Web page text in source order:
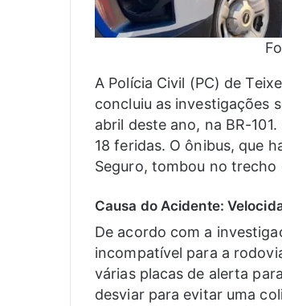
A Polícia Civil (PC) de
concluiu as investigações
abril deste ano, na BR-
18 feridas. O ônibus, que
Seguro, tombou no trecho
Causa do Acidente:
De acordo com a
incompatível para a
várias placas de alerta
desviar para evitar uma